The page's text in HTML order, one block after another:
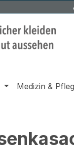
Medizin &